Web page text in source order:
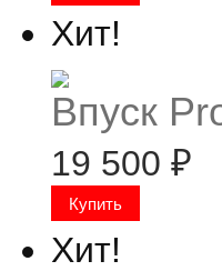
Хит!
Впуск
19 500 ₽
Хит!